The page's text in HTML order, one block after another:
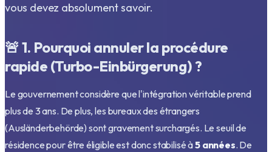
vous devez absolument savoir.
🚨 1. Pourquoi annuler la procédure
rapide (Turbo-Einbürgerung) ?
Le gouvernement considère que l'intégration véritable prend
plus de 3 ans. De plus, les bureaux des étrangers
(Ausländerbehörde) sont gravement surchargés. Le seuil de
résidence pour être éligible est donc stabilisé à5 années. De